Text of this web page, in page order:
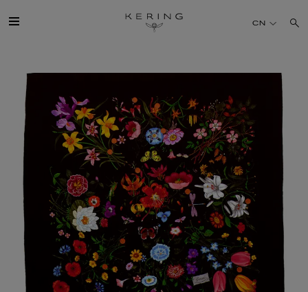
Flora：
1960
旗下品牌
人才
可持续发展
FINANCE
媒体
CN